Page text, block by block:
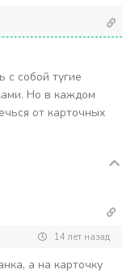
с собой тугие
Но в каждом
от карточных
14 лет назад
а на карточку